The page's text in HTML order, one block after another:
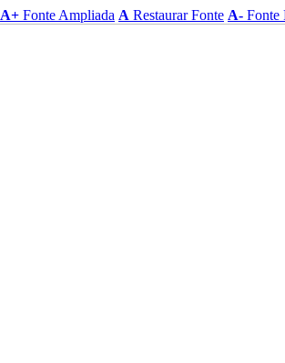
A+ Fonte Ampliada A Restaurar Fonte A- Fonte